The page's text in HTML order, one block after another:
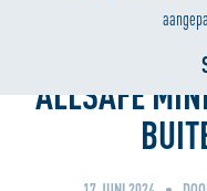
ALLSAFE